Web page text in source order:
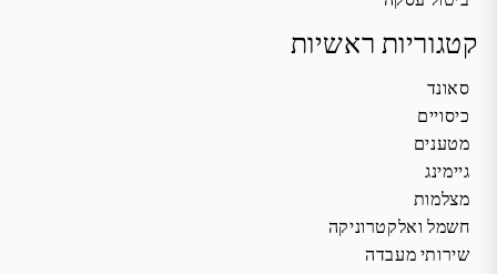
קטגוריות ראשיות
סאונד
כיסויים
מטענים
גיימינג
מצלמות
חשמל ואלקטרוניקה
שירותי מעבדה